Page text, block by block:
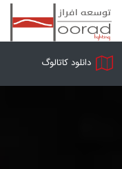
دانلود کاتالوگ